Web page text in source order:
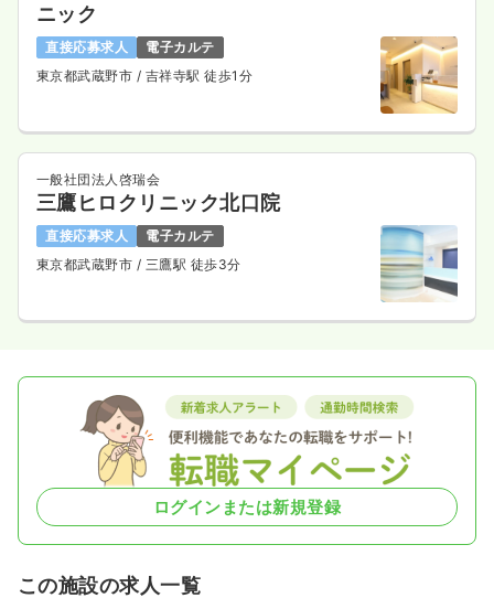
ニック
直接応募求人
電子カルテ
東京都武蔵野市 / 吉祥寺駅 徒歩1分
一般社団法人啓瑞会
三鷹ヒロクリニック北口院
直接応募求人
電子カルテ
東京都武蔵野市 / 三鷹駅 徒歩3分
ログインまたは新規登録
この施設の求人一覧